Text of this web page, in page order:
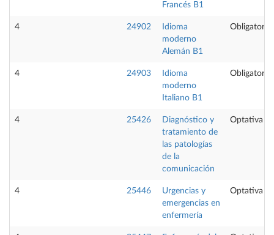
Francés B1
4 24902
Idioma
moderno
Alemán B1
Obligatoria
4 24903
Idioma
moderno
Italiano B1
Obligatoria
4 25426
Diagnóstico y
tratamiento de
las patologías
de la
comunicación
Optativa
4 25446
Urgencias y
emergencias en
enfermería
Optativa